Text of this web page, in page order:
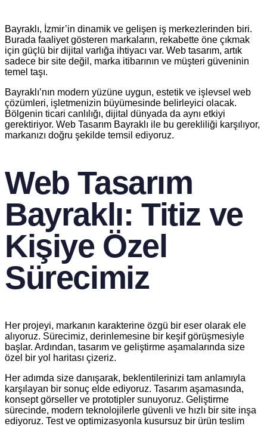
Bayraklı, İzmir’in dinamik ve gelişen iş merkezlerinden biri.
Burada faaliyet gösteren markaların, rekabette öne çıkmak
için güçlü bir dijital varlığa ihtiyacı var. Web tasarım, artık
sadece bir site değil, marka itibarının ve müşteri güveninin
temel taşı.
Bayraklı’nın modern yüzüne uygun, estetik ve işlevsel web
çözümleri, işletmenizin büyümesinde belirleyici olacak.
Bölgenin ticari canlılığı, dijital dünyada da aynı etkiyi
gerektiriyor. Web Tasarım Bayraklı ile bu gerekliliği karşılıyor,
markanızı doğru şekilde temsil ediyoruz.
Web Tasarım
Bayraklı: Titiz ve
Kişiye Özel
Sürecimiz
Her projeyi, markanın karakterine özgü bir eser olarak ele
alıyoruz. Sürecimiz, derinlemesine bir keşif görüşmesiyle
başlar. Ardından, tasarım ve geliştirme aşamalarında size
özel bir yol haritası çizeriz.
Her adımda size danışarak, beklentilerinizi tam anlamıyla
karşılayan bir sonuç elde ediyoruz. Tasarım aşamasında,
konsept görseller ve prototipler sunuyoruz. Geliştirme
sürecinde, modern teknolojilerle güvenli ve hızlı bir site inşa
ediyoruz. Test ve optimizasyonla kusursuz bir ürün teslim